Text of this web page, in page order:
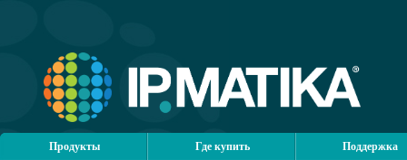
Продукты Где купить Поддержка